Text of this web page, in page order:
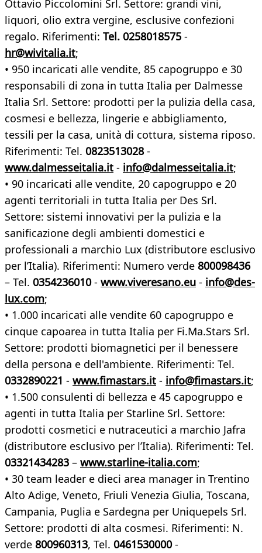
Ottavio Piccolomini Srl. Settore: grandi vini,
liquori, olio extra vergine, esclusive confezioni
regalo. Riferimenti: Tel. 0258018575 -
hr@wivitalia.it;
• 950 incaricati alle vendite, 85 capogruppo e 30
responsabili di zona in tutta Italia per Dalmesse
Italia Srl. Settore: prodotti per la pulizia della casa,
cosmesi e bellezza, lingerie e abbigliamento,
tessili per la casa, unità di cottura, sistema riposo.
Riferimenti: Tel. 0823513028-
www.dalmesseitalia.it - info@dalmesseitalia.it;
• 90 incaricati alle vendite, 20 capogruppo e 20
agenti territoriali in tutta Italia per Des Srl.
Settore: sistemi innovativi per la pulizia e la
sanificazione degli ambienti domestici e
professionali a marchio Lux (distributore esclusivo
per l’Italia). Riferimenti: Numero verde 800098436
– Tel. 0354236010- www.viveresano.eu - info@des-
lux.com;
• 1.000 incaricati alle vendite 60 capogruppo e
cinque capoarea in tutta Italia per Fi.Ma.Stars Srl.
Settore: prodotti biomagnetici per il benessere
della persona e dell'ambiente. Riferimenti: Tel.
0332890221 - www.fimastars.it - info@fimastars.it;
• 1.500 consulenti di bellezza e 45 capogruppo e
agenti in tutta Italia per Starline Srl. Settore:
prodotti cosmetici e nutraceutici a marchio Jafra
(distributore esclusivo per l’Italia). Riferimenti: Tel.
03321434283 – www.starline-italia.com;
• 30 team leader e dieci area manager in Trentino
Alto Adige, Veneto, Friuli Venezia Giulia, Toscana,
Campania, Puglia e Sardegna per Uniquepels Srl.
Settore: prodotti di alta cosmesi. Riferimenti: N.
verde 800960313, Tel. 0461530000-